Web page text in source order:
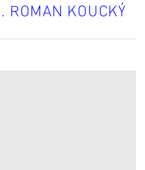
ROMAN KOUCKÝ